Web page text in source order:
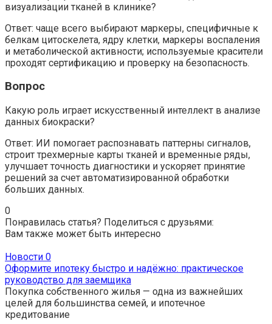
визуализации тканей в клинике?
Ответ: чаще всего выбирают маркеры, специфичные к
белкам цитоскелета, ядру клетки, маркеры воспаления
и метаболической активности; используемые красители
проходят сертификацию и проверку на безопасность.
Вопрос
Какую роль играет искусственный интеллект в анализе
данных биокраски?
Ответ: ИИ помогает распознавать паттерны сигналов,
строит трехмерные карты тканей и временные ряды,
улучшает точность диагностики и ускоряет принятие
решений за счет автоматизированной обработки
больших данных.
0
Понравилась статья? Поделиться с друзьями:
Вам также может быть интересно
Новости 0
Оформите ипотеку быстро и надёжно: практическое
руководство для заемщика
Покупка собственного жилья — одна из важнейших
целей для большинства семей, и ипотечное
кредитование